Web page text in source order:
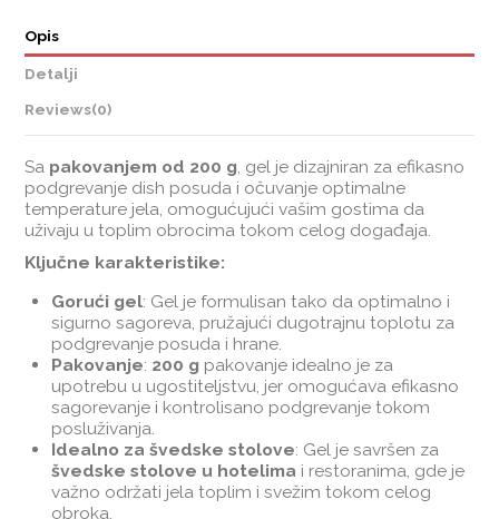
Opis
Detalji
Reviews(0)
Sa pakovanjem od 200 g, gel je dizajniran za efikasno
podgrevanje dish posuda i očuvanje optimalne
temperature jela, omogućujući vašim gostima da
uživaju u toplim obrocima tokom celog događaja.
Ključne karakteristike:
Gorući gel: Gel je formulisan tako da optimalno i
sigurno sagoreva, pružajući dugotrajnu toplotu za
podgrevanje posuda i hrane.
Pakovanje: 200 g pakovanje idealno je za
upotrebu u ugostiteljstvu, jer omogućava efikasno
sagorevanje i kontrolisano podgrevanje tokom
posluživanja.
Idealno za švedske stolove: Gel je savršen za
švedske stolove u hotelima i restoranima, gde je
važno održati jela toplim i svežim tokom celog
obroka.